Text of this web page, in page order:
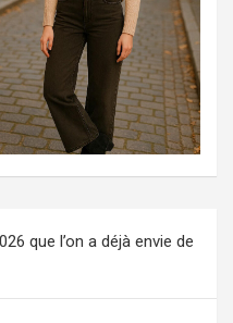
que l’on a déjà envie de